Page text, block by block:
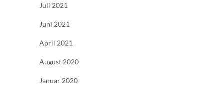
Juli 2021
Juni 2021
April 2021
August 2020
Januar 2020